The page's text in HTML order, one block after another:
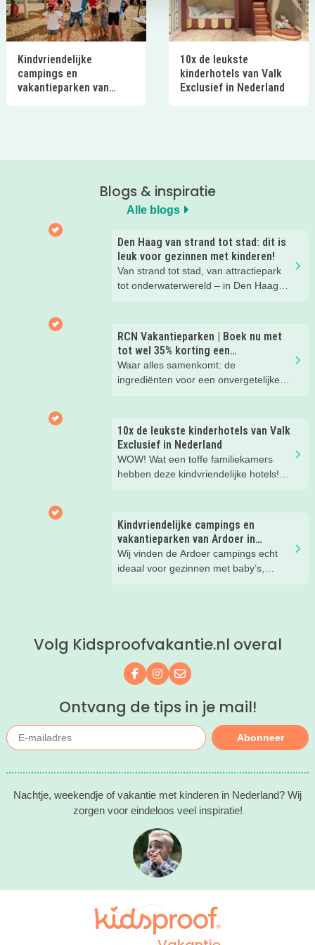
Kindvriendelijke
campings en
vakantieparken van
10x de leukste
kinderhotels van Valk
Exclusief in Nederland
Blogs & inspiratie
Alle blogs
Den Haag van strand tot stad: dit is
leuk voor gezinnen met kinderen!
Van strand tot stad, van attractiepark
tot onderwaterwereld – in Den Haag
ontspannen met een lekkere lunch op
het strand en een duik in zee. Heerlijk!
RCN Vakantieparken | Boek nu met
tot wel 35% korting een
zomervakantie!
Waar alles samenkomt: de
ingrediënten voor een onvergetelijke
10x de leukste kinderhotels van Valk
Exclusief in Nederland
WOW! Wat een toffe familiekamers
hebben deze kindvriendelijke hotels!
kinderhotels van Valk Exclusief en
boek een heerlijk nachtje weg met je
kind(eren).
Kindvriendelijke campings en
vakantieparken van Ardoer in
Nederland
Wij vinden de Ardoer campings echt
ideaal voor gezinnen met baby’s,
Volg Kidsproofvakantie.nl overal
Volg ons op Facebook
Volg ons op Instagram
Mail ons
Ontvang de tips in je mail!
Abonneer
Nachtje, weekendje of vakantie met kinderen in Nederland? Wij
zorgen voor eindeloos veel inspiratie!